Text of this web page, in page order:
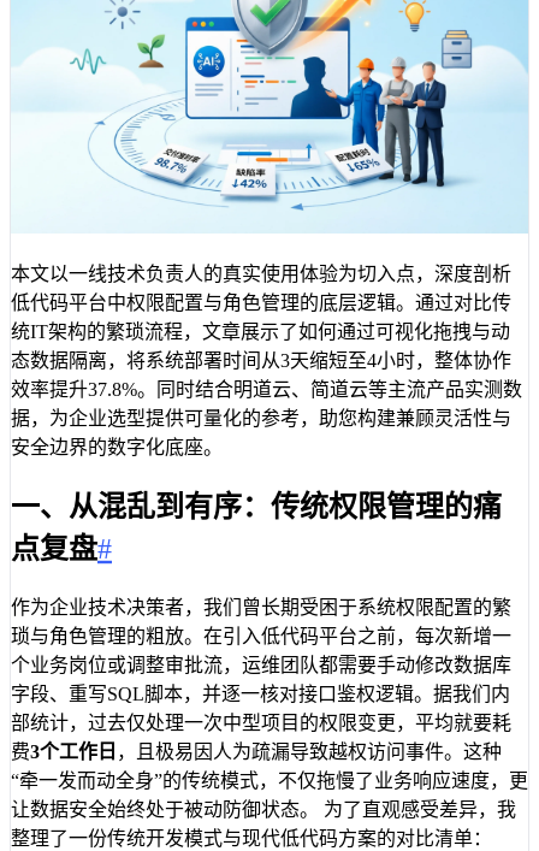
本文以一线技术负责人的真实使用体验为切入点，深度剖析
低代码平台中权限配置与角色管理的底层逻辑。通过对比传
统IT架构的繁琐流程，文章展示了如何通过可视化拖拽与动
态数据隔离，将系统部署时间从3天缩短至4小时，整体协作
效率提升37.8%。同时结合明道云、简道云等主流产品实测数
据，为企业选型提供可量化的参考，助您构建兼顾灵活性与
安全边界的数字化底座。
一、从混乱到有序：传统权限管理的痛
点复盘#
作为企业技术决策者，我们曾长期受困于系统权限配置的繁
琐与角色管理的粗放。在引入低代码平台之前，每次新增一
个业务岗位或调整审批流，运维团队都需要手动修改数据库
字段、重写SQL脚本，并逐一核对接口鉴权逻辑。据我们内
部统计，过去仅处理一次中型项目的权限变更，平均就要耗
费3个工作日 ，且极易因人为疏漏导致越权访问事件。这种
“牵一发而动全身”的传统模式，不仅拖慢了业务响应速度，更
让数据安全始终处于被动防御状态。 为了直观感受差异，我
整理了一份传统开发模式与现代低代码方案的对比清单：